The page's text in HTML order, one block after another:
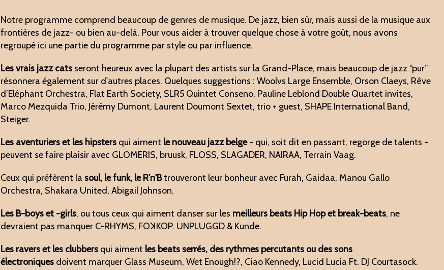
Notre programme comprend beaucoup de genres de musique. De jazz, bien sûr, mais aussi de la musique aux
frontières de jazz- ou bien au-delà. Pour vous aider à trouver quelque chose à votre goût, nous avons
regroupé ici une partie du programme par style ou par influence.
Les vrais jazz cats seront heureux avec la plupart des artists sur la Grand-Place, mais beaucoup de jazz “pur”
résonnera également sur d'autres places. Quelques suggestions : Woolvs Large Ensemble, Orson Claeys, Rêve
d’Eléphant Orchestra, Flat Earth Society, SLR5 Quintet Conseno, Pauline Leblond Double Quartet invites,
Marco Mezquida Trio, Jérémy Dumont, Laurent Doumont Sextet, trio + guest, SHAPE International Band,
Steiger.
Les aventuriers et les hipsters qui aiment le nouveau jazz belge- qui, soit dit en passant, regorge de talents -
peuvent se faire plaisir avec GLOMERIS, bruusk, FLOSS, SLAGADER, NAIRAA, Terrain Vaag.
Ceux qui préfèrent lasoul, le funk, le R'n'Btrouveront leur bonheur avec Furah, Gaidaa, Manou Gallo
Orchestra, Shakara United, Abigail Johnson.
Les B-boys et -girls, ou tous ceux qui aiment danser sur les meilleurs beats Hip Hop et break-beats, ne
devraient pas manquer C-RHYMS, FOꓘKOP. UNPLUGGD & Kunde.
Les ravers et les clubbers qui aiment les beats serrés, des rythmes percutants ou des sons
électroniques doivent marquer Glass Museum, Wet Enough!?, Ciao Kennedy, Lucid Lucia Ft. DJ Courtasock.